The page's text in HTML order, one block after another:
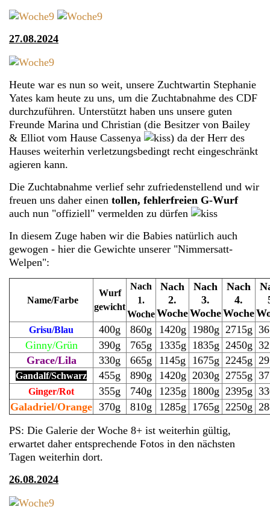
27.08.2024
Heute war es nun so weit, unsere Zuchtwartin Stephanie
Yates kam heute zu uns, um die Zuchtabnahme des CDF
durchzuführen. Unterstützt haben uns unsere guten
Freunde Marina und Christian (die Besitzer von Bailey
& Elliot vom Hause Cassenya
) da der Herr des
Hauses weiterhin verletzungsbedingt recht eingeschränkt
agieren kann.
Die Zuchtabnahme verlief sehr zufriedenstellend und wir
freuen uns daher einen tollen, fehlerfreien G-Wurf
auch nun "offiziell" vermelden zu dürfen
In diesem Zuge haben wir die Babies natürlich auch
gewogen - hier die Gewichte unserer "Nimmersatt-
Welpen":
Name/Farbe
Wurf
gewicht
Nach
1.
Woche
Nach
2.
Woche
Nach
3.
Woche
Nach
4.
Woche
Grisu/Blau 400g 860g 1420g 1980g 2715g
Ginny/Grün
390g 765g 1335g 1835g 2450g
Grace/Lila
330g 665g 1145g 1675g 2245g
Gandalf/Schwarz 455g 890g 1420g 2030g 2755g
Ginger/Rot 355g 740g 1235g 1800g 2395g
Galadriel/Orange 370g 810g 1285g 1765g 2250g
PS: Die Galerie der Woche 8+ ist weiterhin gültig,
erwartet daher entsprechende Fotos in den nächsten
Tagen weiterhin dort.
26.08.2024